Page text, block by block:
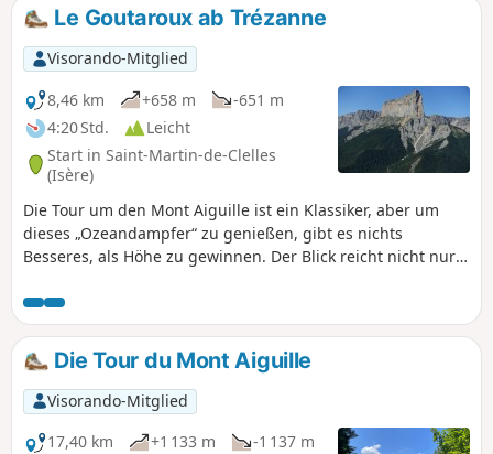
teilweise vergessene und oft sehr steile
Wege, die nur bei trockenem Wetter
begehbar sind. Aber die Anstrengung wird
voll und ganz belohnt.
Le Goutaroux ab Trézanne
Visorando-Mitglied
8,46 km
+658 m
-651 m
4:20 Std.
Leicht
Start in Saint-Martin-de-Clelles
(Isère)
Die Tour um den Mont Aiguille ist ein Klassiker, aber um
dieses „Ozeandampfer“ zu genießen, gibt es nichts
Besseres, als Höhe zu gewinnen. Der Blick reicht nicht nur
man einen 360°-Blick: von Grenoble bis zum Trièves und bis
zum Dévoluy auf der einen Seite. Von den Bergkämmen des
Vercors bis zur Chartreuse auf der anderen Seite.
Die Tour du Mont Aiguille
Visorando-Mitglied
17,40 km
+1 133 m
-1 137 m